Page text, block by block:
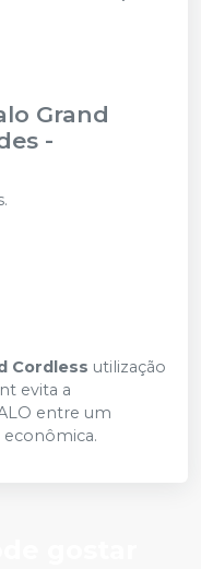
Grand
-
Cordless utilização
evita a
entre um